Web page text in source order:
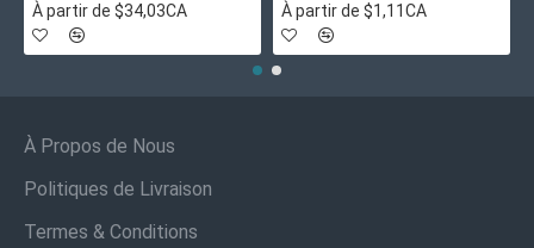
À partir de $34,03CA À partir de $1,11CA
À Propos de Nous
Politiques de Livraison
Termes & Conditions